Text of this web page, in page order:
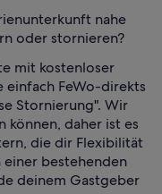
nahe
oder stornieren?
mit kostenloser
FeWo-direkts
Stornierung". Wir
können, daher ist es
die dir Flexibilität
bestehenden
deinem Gastgeber